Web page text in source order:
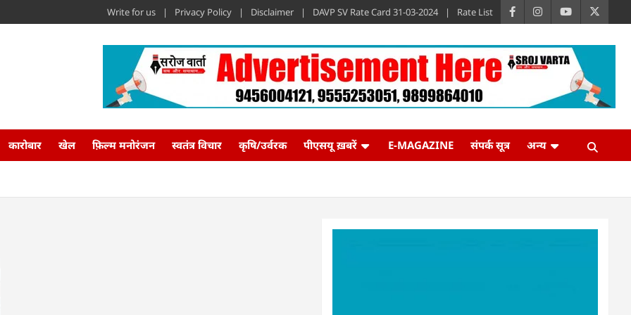
Write for us Privacy Policy Disclaimer DAVP SV Rate Card 31-03-2024 Rate List
कारोबार खेल फ़िल्म मनोरंजन स्वतंत्र विचार कृषि/उर्वरक पीएसयू ख़बरें E-MAGAZINE संपर्क सूत्र अन्य